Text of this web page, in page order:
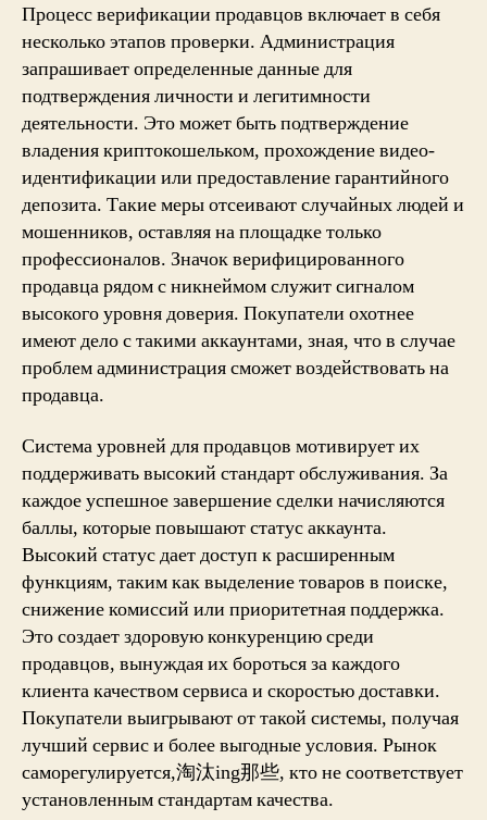
Процесс верификации продавцов включает в себя
несколько этапов проверки. Администрация
запрашивает определенные данные для
подтверждения личности и легитимности
деятельности. Это может быть подтверждение
владения криптокошельком, прохождение видео-
идентификации или предоставление гарантийного
депозита. Такие меры отсеивают случайных людей и
мошенников, оставляя на площадке только
профессионалов. Значок верифицированного
продавца рядом с никнеймом служит сигналом
высокого уровня доверия. Покупатели охотнее
имеют дело с такими аккаунтами, зная, что в случае
проблем администрация сможет воздействовать на
продавца.
Система уровней для продавцов мотивирует их
поддерживать высокий стандарт обслуживания. За
каждое успешное завершение сделки начисляются
баллы, которые повышают статус аккаунта.
Высокий статус дает доступ к расширенным
функциям, таким как выделение товаров в поиске,
снижение комиссий или приоритетная поддержка.
Это создает здоровую конкуренцию среди
продавцов, вынуждая их бороться за каждого
клиента качеством сервиса и скоростью доставки.
Покупатели выигрывают от такой системы, получая
лучший сервис и более выгодные условия. Рынок
саморегулируется,淘汰ing那些, кто не соответствует
установленным стандартам качества.